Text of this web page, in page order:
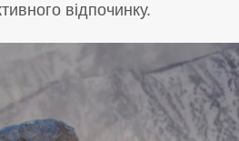
відпочинку.